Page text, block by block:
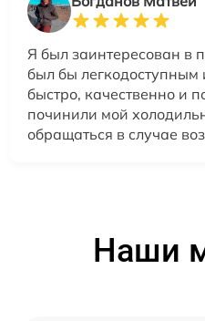
Я был заинтересован в
был бы легкодоступным
быстро, качественно и
починили мой
обращаться в случае
Наши